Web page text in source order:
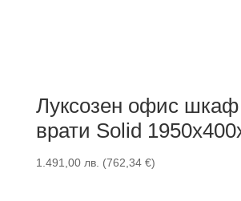
Луксозен офис шкаф
врати Solid
1.491,00 лв. (762,34 €)